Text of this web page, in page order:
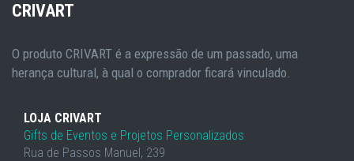
CRIVART
O produto CRIVART é a expressão de um passado, uma
herança cultural, à qual o comprador ficará vinculado.
LOJA CRIVART
Gifts de Eventos e Projetos Personalizados
Rua de Passos Manuel, 239